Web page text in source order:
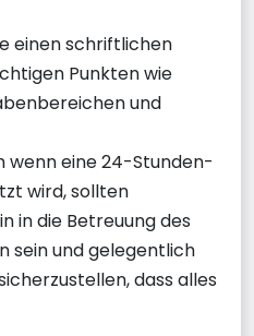
einen schriftlichen
Punkten wie
und
wenn eine 24-Stunden-
wird, sollten
in die Betreuung des
sein und gelegentlich
dass alles